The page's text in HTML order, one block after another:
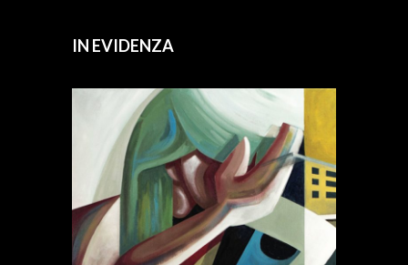
IN EVIDENZA